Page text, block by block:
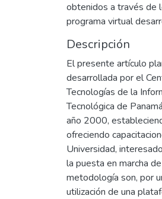
obtenidos a través de
programa virtual
Descripción
El presente artículo
desarrollada por el
Tecnologías de la
Tecnológica de
año 2000,
ofreciendo
Universidad,
la puesta en marcha
metodología son, por
utilización de una